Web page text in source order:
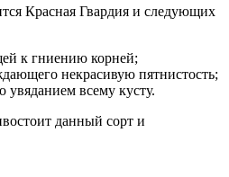
Красная Гвардия и следующих
к гниению корней;
некрасивую пятнистость;
увяданием всему кусту.
данный сорт и